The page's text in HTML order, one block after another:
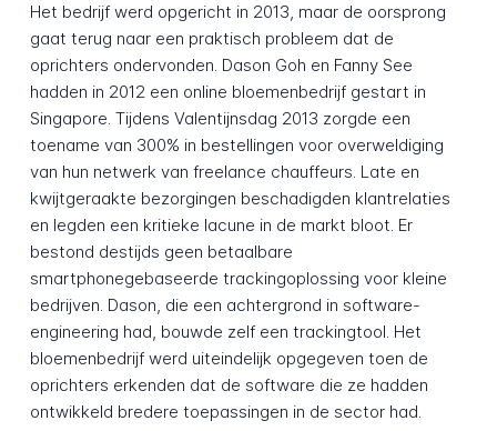
Het bedrijf werd opgericht in 2013, maar de oorsprong
gaat terug naar een praktisch probleem dat de
oprichters ondervonden. Dason Goh en Fanny See
hadden in 2012 een online bloemenbedrijf gestart in
Singapore. Tijdens Valentijnsdag 2013 zorgde een
toename van 300% in bestellingen voor overweldiging
van hun netwerk van freelance chauffeurs. Late en
kwijtgeraakte bezorgingen beschadigden klantrelaties
en legden een kritieke lacune in de markt bloot. Er
bestond destijds geen betaalbare
smartphonegebaseerde trackingoplossing voor kleine
bedrijven. Dason, die een achtergrond in software-
engineering had, bouwde zelf een trackingtool. Het
bloemenbedrijf werd uiteindelijk opgegeven toen de
oprichters erkenden dat de software die ze hadden
ontwikkeld bredere toepassingen in de sector had.